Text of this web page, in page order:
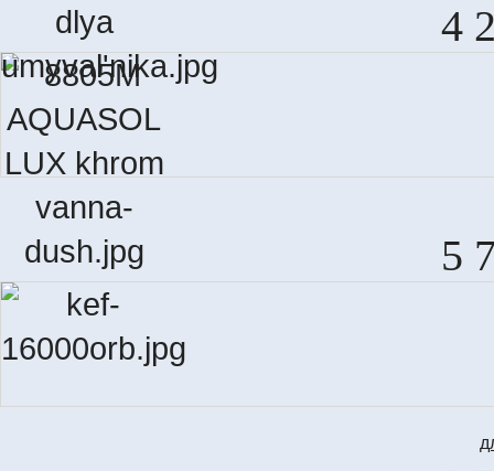
4
5